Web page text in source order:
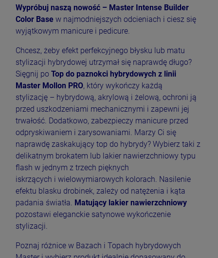
Wypróbuj naszą nowość – Master Intense Builder
Color Base w najmodniejszych odcieniach i ciesz się
wyjątkowym manicure i pedicure.
Chcesz, żeby efekt perfekcyjnego błysku lub matu
stylizacji hybrydowej utrzymał się naprawdę długo?
Sięgnij po Top do paznokci hybrydowych z linii
Master Mollon PRO, który wykończy każdą
stylizację – hybrydową, akrylową i żelową, ochroni ją
przed uszkodzeniami mechanicznymi i zapewni jej
trwałość. Dodatkowo, zabezpieczy manicure przed
odpryskiwaniem i zarysowaniami. Marzy Ci się
naprawdę zaskakujący top do hybrydy? Wybierz taki z
delikatnym brokatem lub lakier nawierzchniowy typu
flash w jednym z trzech pięknych
iskrzących i wielowymiarowych kolorach. Nasilenie
efektu blasku drobinek, zależy od natężenia i kąta
padania światła. Matujący lakier nawierzchniowy
pozostawi eleganckie satynowe wykończenie
stylizacji.
Poznaj różnice w Bazach i Topach hybrydowych